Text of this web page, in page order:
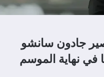
جادون سانشو
في نهاية الموسم